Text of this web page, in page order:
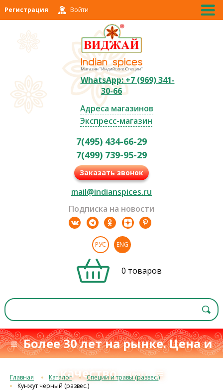
Регистрация Войти
WhatsApp: +7 (969) 341-
30-66
Адреса магазинов
Экспресс-магазин
7(495) 434-66-29
7(499) 739-95-29
Заказать звонок
mail@indianspices.ru
Подписка на новости
РУС ENG
0 товаров
≡ Более 30 лет на рынке. Цена и
качествос 1993 г.≡
Главная Каталог
Специи и травы (развес.)
Кунжут чёрный (развес.)